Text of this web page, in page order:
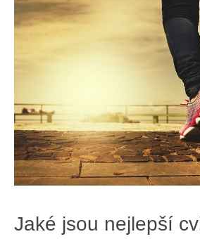
Jaké jsou nejlepší